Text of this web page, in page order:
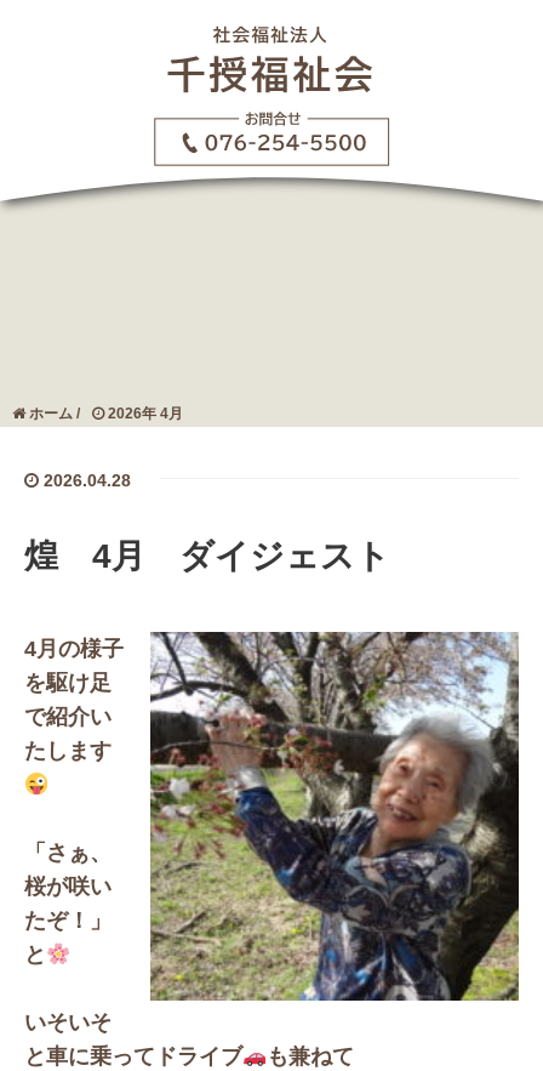
ホーム / 2026年 4月
2026.04.28
煌 4月 ダイジェスト
4月の様子
を駆け足
で紹介い
たします
「さぁ、
桜が咲い
たぞ！」
と
いそいそ
と車に乗ってドライブ
も兼ねて